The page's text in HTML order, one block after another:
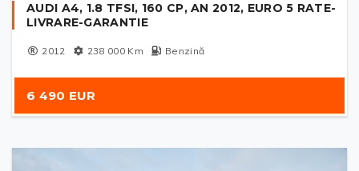
AUDI A4, 1.8 TFSI, 160 CP, AN 2012, EURO 5 RATE-
LIVRARE-GARANTIE
2012 238 000Km Benzină
6 490 EUR